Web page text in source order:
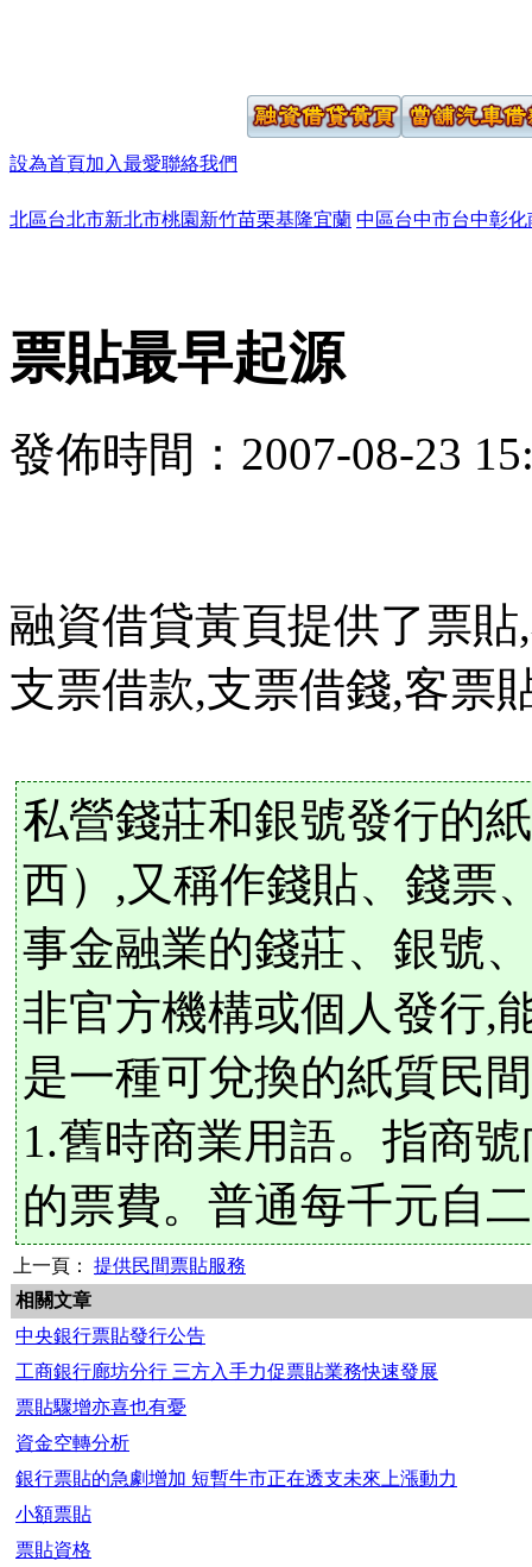
設為首頁加入最愛聯絡我們
北區台北市新北市桃園 新竹苗栗基隆宜蘭 中區台中市台中彰化
票貼最早起源
發佈時間：2007-08-23
融資借貸黃頁提供了票
支票借款,支票借錢,客票
私營錢莊和銀號發行的
西）,又稱作錢貼、錢票
事金融業的錢莊、銀號
非官方機構或個人發行,
是一種可兌換的紙質民
1.舊時商業用語。指商
的票費。普通每千元自
上一頁： 提供民間票貼服務
相關文章
中央銀行票貼發行公告
工商銀行廊坊分行 三方入手力促票貼業務快速發展
票貼驟增亦喜也有憂
資金空轉分析
銀行票貼的急劇增加 短暫牛市正在透支未來上漲動力
小額票貼
票貼資格